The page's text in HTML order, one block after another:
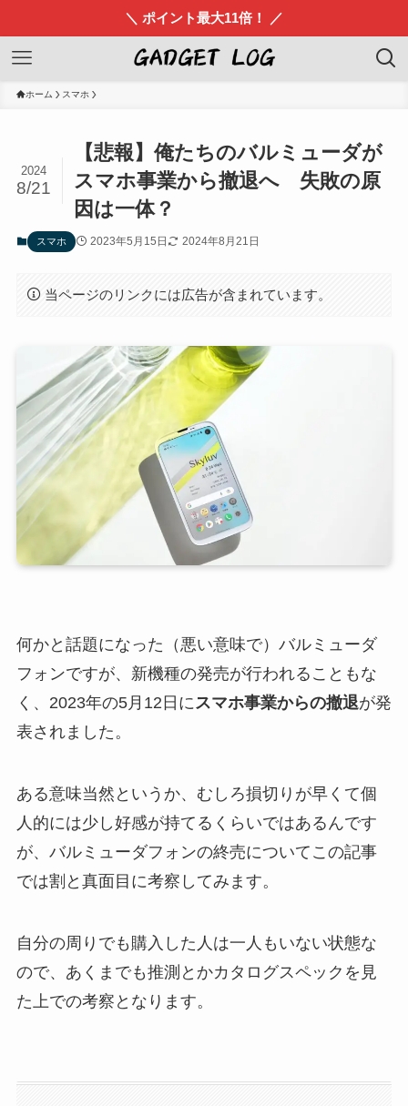
＼ ポイント最大11倍！ ／
ホーム スマホ
【悲報】俺たちのバルミューダが
スマホ事業から撤退へ 失敗の原
因は一体？
2024
8/21
スマホ 2023年5月15日 2024年8月21日
当ページのリンクには広告が含まれています。
何かと話題になった（悪い意味で）バルミューダ
フォンですが、新機種の発売が行われることもな
く、2023年の5月12日にスマホ事業からの撤退が発
表されました。
ある意味当然というか、むしろ損切りが早くて個
人的には少し好感が持てるくらいではあるんです
が、バルミューダフォンの終売についてこの記事
では割と真面目に考察してみます。
自分の周りでも購入した人は一人もいない状態な
ので、あくまでも推測とかカタログスペックを見
た上での考察となります。